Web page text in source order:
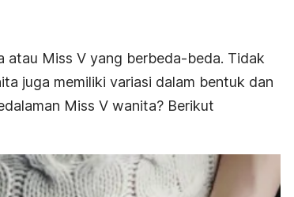
atau Miss V yang berbeda-beda. Tidak
juga memiliki variasi dalam bentuk dan
Miss V wanita? Berikut